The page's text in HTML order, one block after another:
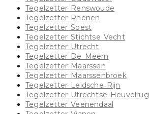
Tegelzetter Renswoude
Tegelzetter Rhenen
Tegelzetter Soest
Tegelzetter Stichtse Vecht
Tegelzetter Utrecht
Tegelzetter De Meern
Tegelzetter Maarssen
Tegelzetter Maarssenbroek
Tegelzetter Leidsche Rijn
Tegelzetter Utrechtse Heuvelrug
Tegelzetter Veenendaal